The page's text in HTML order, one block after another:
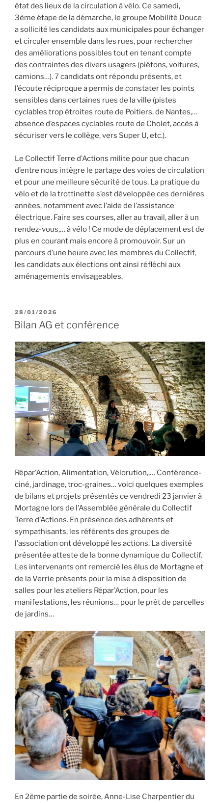
état des lieux de la circulation à vélo. Ce samedi,
3ème étape de la démarche, le groupe Mobilité Douce
a sollicité les candidats aux municipales pour échanger
et circuler ensemble dans les rues, pour rechercher
des améliorations possibles tout en tenant compte
des contraintes des divers usagers (piétons, voitures,
camions…). 7 candidats ont répondu présents, et
l’écoute réciproque a permis de constater les points
sensibles dans certaines rues de la ville (pistes
cyclables trop étroites route de Poitiers, de Nantes,…
absence d’espaces cyclables route de Cholet, accès à
sécuriser vers le collège, vers Super U, etc.).
Le Collectif Terre d’Actions milite pour que chacun
d’entre nous intègre le partage des voies de circulation
et pour une meilleure sécurité de tous. La pratique du
vélo et de la trottinette s’est développée ces dernières
années, notamment avec l’aide de l’assistance
électrique. Faire ses courses, aller au travail, aller à un
rendez-vous,… à vélo ! Ce mode de déplacement est de
plus en courant mais encore à promouvoir. Sur un
parcours d’une heure avec les membres du Collectif,
les candidats aux élections ont ainsi réfléchi aux
aménagements envisageables.
PUBLIÉ
LE
28/01/2026
Bilan AG et conférence
Répar’Action, Alimentation, Vélorution,,… Conférence-
ciné, jardinage, troc-graines… voici quelques exemples
de bilans et projets présentés ce vendredi 23 janvier à
Mortagne lors de l’Assemblée générale du Collectif
Terre d’Actions. En présence des adhérents et
sympathisants, les référents des groupes de
l’association ont développé les actions. La diversité
présentée atteste de la bonne dynamique du Collectif.
Les intervenants ont remercié les élus de Mortagne et
de la Verrie présents pour la mise à disposition de
salles pour les ateliers Répar’Action, pour les
manifestations, les réunions… pour le prêt de parcelles
de jardins…
En 2ème partie de soirée, Anne-Lise Charpentier du